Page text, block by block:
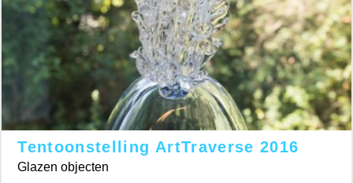
Tentoonstelling ArtTraverse 2016
Glazen objecten